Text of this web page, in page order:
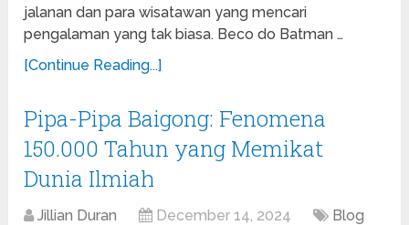
jalanan dan para wisatawan yang mencari
pengalaman yang tak biasa. Beco do Batman …
[Continue Reading...]
Pipa-Pipa Baigong: Fenomena
150.000 Tahun yang Memikat
Dunia Ilmiah
Jillian Duran December 14, 2024
Blog